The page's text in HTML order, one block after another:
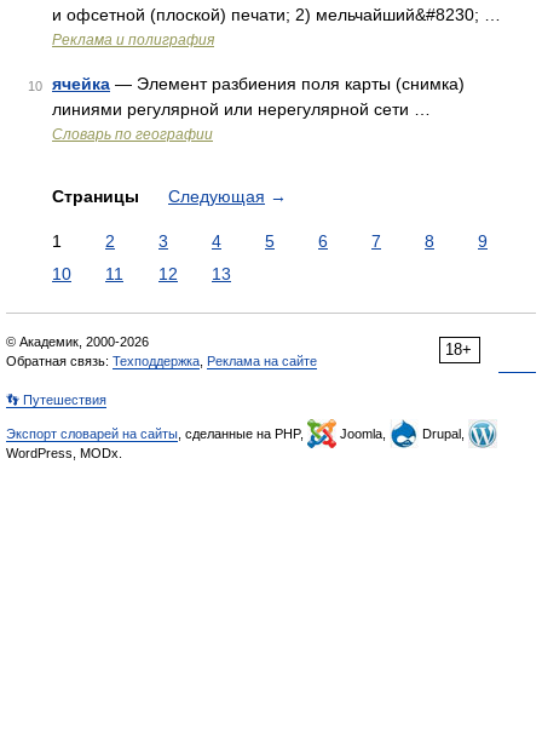
и офсетной (плоской) печати; 2) мельчайший&#8230; …
Реклама и полиграфия
10 ячейка — Элемент разбиения поля карты (снимка)
линиями регулярной или нерегулярной сети …
Словарь по географии
Страницы Следующая →
1 2 3 4 5 6 7 8
9
10
11 12 13
18+
© Академик, 2000-2026
Обратная связь: Техподдержка Реклама на сайте
👣 Путешествия
Экспорт словарей на сайты , сделанные на PHP, Joomla,
Drupal,
WordPress, MODx.